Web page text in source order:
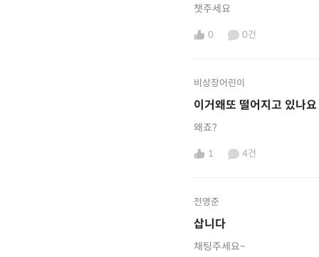
챗주세요
0 0건
비상장어린이
이거왜또 떨어지고 있나요
왜죠?
1 4건
전영준
삽니다
채팅주세요~